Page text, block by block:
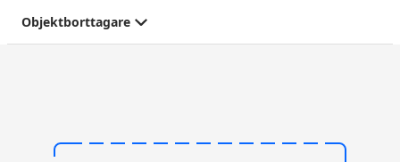
Objektborttagare